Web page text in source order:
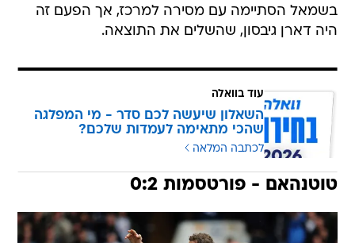
בשמאל הסתיימה עם מסירה למרכז, אך הפעם זה
היה דארן גיבסון, שהשלים את התוצאה.
עוד בוואלה
השאלון שיעשה לכם סדר - מי המפלגה
שהכי מתאימה לעמדות שלכם?
לכתבה המלאה
טוטנהאם - פורטסמות 0:2